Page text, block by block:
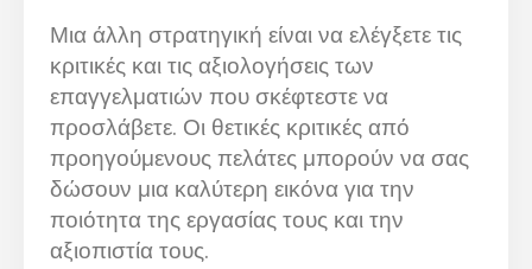
Μια άλλη στρατηγική είναι να ελέγξετε τις
κριτικές και τις αξιολογήσεις των
επαγγελματιών που σκέφτεστε να
προσλάβετε. Οι θετικές κριτικές από
προηγούμενους πελάτες μπορούν να σας
δώσουν μια καλύτερη εικόνα για την
ποιότητα της εργασίας τους και την
αξιοπιστία τους.